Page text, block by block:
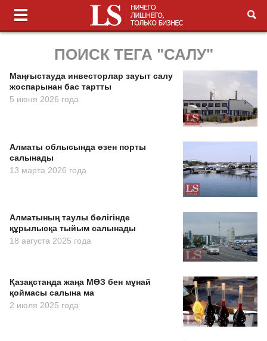
ПОИСК ТЕГА "САЛУ"
Маңғыстауда инвесторлар зауыт салу
жоспарынан бас тартты
5 июня 2026 года
Алматы облысында өзен порты
салынады
13 марта 2026 года
Алматының таулы бөлігінде
құрылысқа тыйым салынады
18 августа 2025 года
Қазақстанда жаңа МӨЗ бен мұнай
қоймасы салына ма
2 июля 2025 года